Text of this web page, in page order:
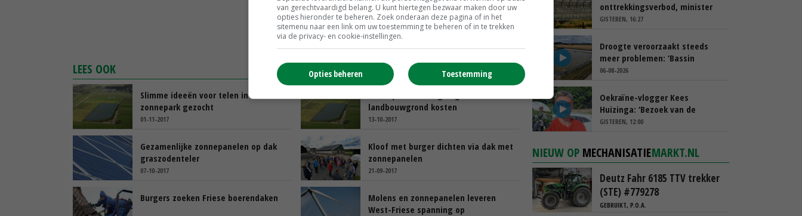
LEES OOK
Slimme ideeën voor telen in
zonnepark gezocht
01-11-2017
landbouwgrond kosten
13-10-2017
Gezamenlijke zonnepanelen op dak
graszodenteler
07-10-2017
Kloof met burger dichten via dak met
zonnepanelen
21-09-2017
Burgers zoeken Friese boerendaken
Molens en zonnepanelen leveren
West-Friese spanning op
onttrekkingsverbod, minister
spreekt van ‘ondernemersrisico’
GISTEREN, 16:27
Droogte veroorzaakt steeds
meer problemen: ‘Bassin
afgelopen week al leeg’
06-08-2026
Oekraïne-vlogger Kees
Huizinga: ‘Bezoek van de
ambassade mag zelf groente
GISTEREN, 12:00
NIEUW OP MECHANISATIEMARKT.NL
Deutz Fahr 6185 TTV trekker
(STE) #779278
GEBRUIKT, P.O.A.
van gerechtvaardigd belang. U kunt hiertegen bezwaar maken door uw
opties hieronder te beheren. Zoek onderaan deze pagina of in het
sitemenu naar een link om uw toestemming te beheren of in te trekken
via de privacy- en cookie-instellingen.
Toestemming
Opties beheren